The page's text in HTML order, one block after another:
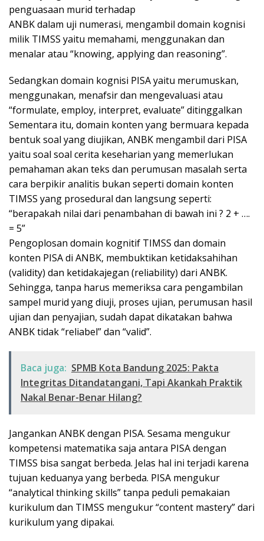
penguasaan murid terhadap
ANBK dalam uji numerasi, mengambil domain kognisi
milik TIMSS yaitu memahami, menggunakan dan
menalar atau “knowing, applying dan reasoning”.
Sedangkan domain kognisi PISA yaitu merumuskan,
menggunakan, menafsir dan mengevaluasi atau
“formulate, employ, interpret, evaluate” ditinggalkan
Sementara itu, domain konten yang bermuara kepada
bentuk soal yang diujikan, ANBK mengambil dari PISA
yaitu soal soal cerita keseharian yang memerlukan
pemahaman akan teks dan perumusan masalah serta
cara berpikir analitis bukan seperti domain konten
TIMSS yang prosedural dan langsung seperti:
“berapakah nilai dari penambahan di bawah ini ? 2 + ….
= 5”
Pengoplosan domain kognitif TIMSS dan domain
konten PISA di ANBK, membuktikan ketidaksahihan
(validity) dan ketidakajegan (reliability) dari ANBK.
Sehingga, tanpa harus memeriksa cara pengambilan
sampel murid yang diuji, proses ujian, perumusan hasil
ujian dan penyajian, sudah dapat dikatakan bahwa
ANBK tidak “reliabel” dan “valid”.
Baca juga: SPMB Kota Bandung 2025: Pakta
Integritas Ditandatangani, Tapi Akankah Praktik
Nakal Benar-Benar Hilang?
Jangankan ANBK dengan PISA. Sesama mengukur
kompetensi matematika saja antara PISA dengan
TIMSS bisa sangat berbeda. Jelas hal ini terjadi karena
tujuan keduanya yang berbeda. PISA mengukur
“analytical thinking skills” tanpa peduli pemakaian
kurikulum dan TIMSS mengukur “content mastery” dari
kurikulum yang dipakai.